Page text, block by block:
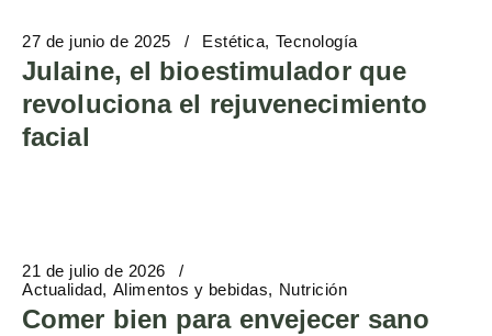
27 de junio de 2025 Estética Tecnología
Julaine, el bioestimulador que
revoluciona el rejuvenecimiento
facial
21 de julio de 2026
Actualidad Alimentos y bebidas Nutrición
Comer bien para envejecer sano